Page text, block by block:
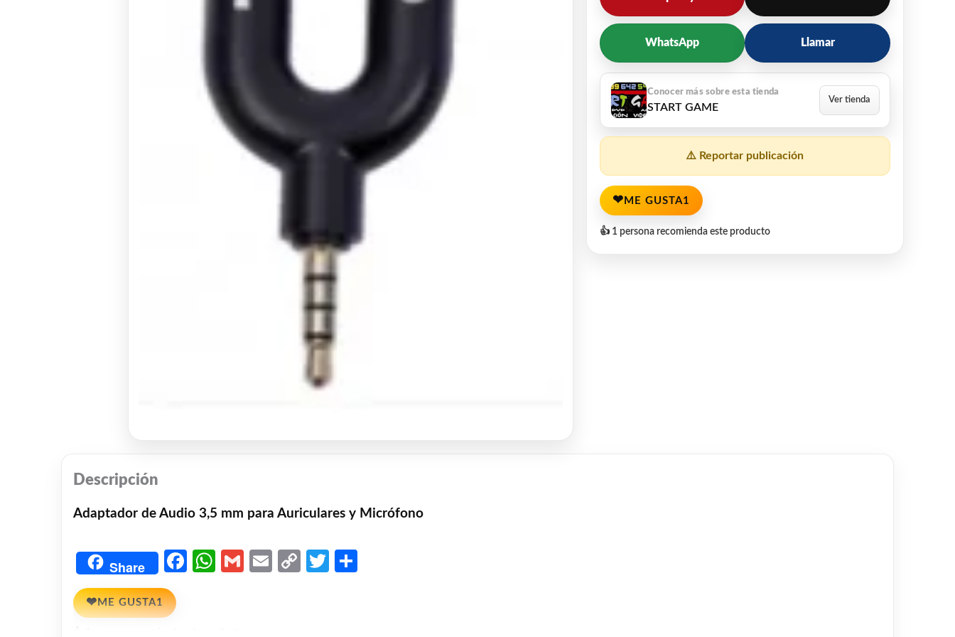
WhatsApp Llamar
START GAME
⚠️ Reportar publicación
❤ ME GUSTA1
👍 1 persona recomienda este producto
Descripción
Adaptador de Audio 3,5 mm para Auriculares y Micrófono
Share Facebook
WhatsApp
GmailEmailCopyTwitter
❤ME GUSTA1